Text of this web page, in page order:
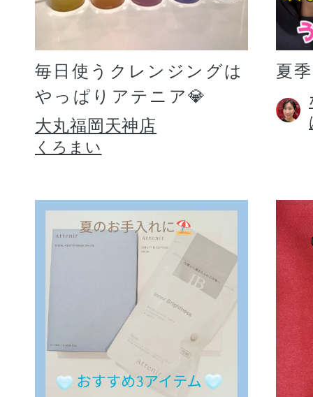
毎日使うクレンジングは
やっぱりアテニア💎
大丸福岡天神店
くろまい
夏